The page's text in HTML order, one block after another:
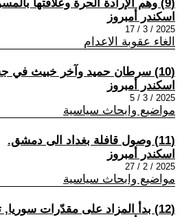
(9) وهم الإرادة الحرة وعلاقتها بالمسؤولية الأخلاقية.
اسكندر أمبروز
2025 / 3 / 17
الغاء عقوبة الاعدام
(10) سرطان حميد وآخر خبيث في جسد الأمّة العربيّة!
اسكندر أمبروز
2025 / 3 / 5
مواضيع وابحاث سياسية
(11) وصول قافلة بغداد الى دمشق.
اسكندر أمبروز
2025 / 2 / 27
مواضيع وابحاث سياسية
(12) بدأ المزاد على مقدّرات سوريا, تسليم مرفأ اللاذقيّة لشركة فرنسيّة.